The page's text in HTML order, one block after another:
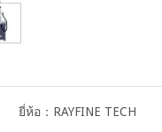
ยี่ห้อ： RAYFINE TECH